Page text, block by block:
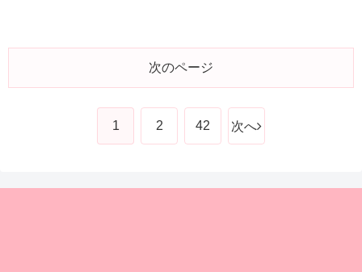
次のページ
1 2 42 次へ